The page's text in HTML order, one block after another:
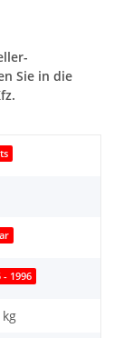
Sie in die
- 1996
kg